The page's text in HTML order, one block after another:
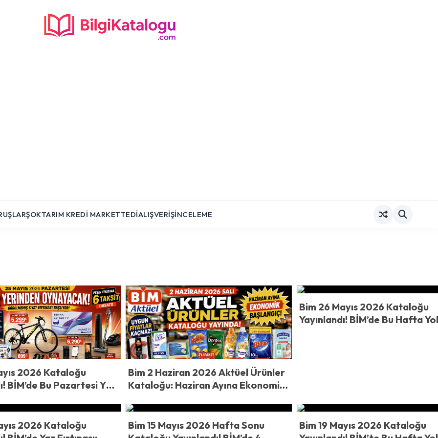
ŞOKTARIM KREDI MARKETTEDIALIŞVERIŞİNCELEME
2026 Kataloğu
BİM’de Bu Pazartesi Yer
Görülmemiş Fiyat
Bim 2 Haziran 2026 Aktüel Ürünler
Kataloğu: Haziran Ayına Ekonomik
Bim 26 Mayıs 2026 Kataloğu
Yayınlandı! BİM’de Bu Hafta
2026 Kataloğu
Bim 15 Mayıs 2026 Hafta Sonu
Bim 19 Mayıs 2026 Kataloğu